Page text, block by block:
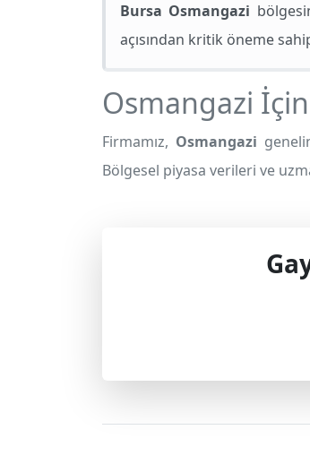
Bursa Osmangazi
açısından kritik öneme
Osmangazi
Firmamız, Osmangazi
Bölgesel piyasa verileri ve